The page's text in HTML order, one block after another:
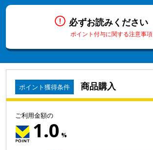
必ずお読みください
ポイント付与に関する注意事項
ポイント獲得条件 商品購入
ご利用金額の
1.0 %